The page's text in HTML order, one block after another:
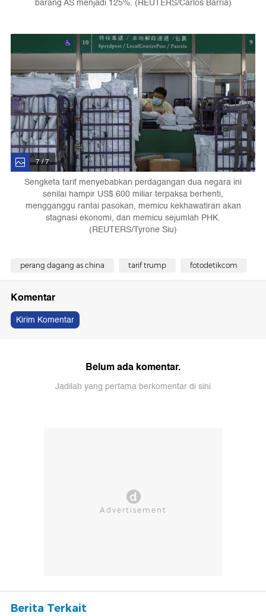
7 / 7
Sengketa tarif menyebabkan perdagangan dua negara ini
senilai hampir US$ 600 miliar terpaksa berhenti,
mengganggu rantai pasokan, memicu kekhawatiran akan
stagnasi ekonomi, dan memicu sejumlah PHK.
(REUTERS/Tyrone Siu)
perang dagang as china tarif trump fotodetikcom
Komentar
Kirim Komentar
Belum ada komentar.
Jadilah yang pertama berkomentar di sini
Berita Terkait